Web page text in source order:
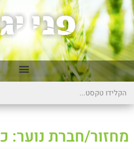
מחזור/חברת נוער: כ